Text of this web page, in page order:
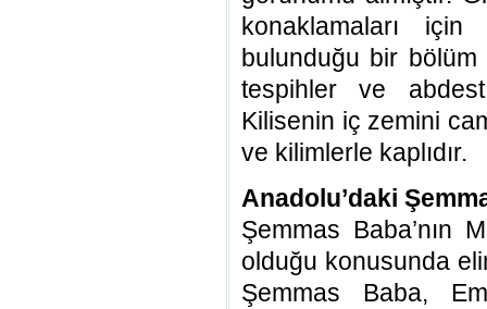
konaklamaları
bulunduğu bir bölüm
tespihler ve
Kilisenin iç zemini
ve kilimlerle kaplıdır.
Anadolu’daki
Şemmas Baba’nın
olduğu konusunda
Şemmas Baba,